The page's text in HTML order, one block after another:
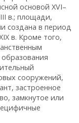
основой XVI–
в.; площади,
создана в период
в. Кроме того,
сооружений,
застроенное
замкнутое или